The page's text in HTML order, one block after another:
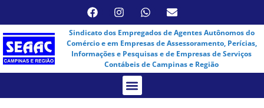
Sindicato dos Empregados de Agentes Autônomos do
Comércio e em Empresas de Assessoramento, Perícias,
Informações e Pesquisas e de Empresas de Serviços
Contábeis de Campinas e Região